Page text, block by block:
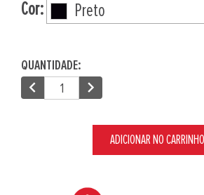
Cor: Preto
QUANTIDADE:
chevron_left chevron_right
ADICIONAR NO CARRINHO